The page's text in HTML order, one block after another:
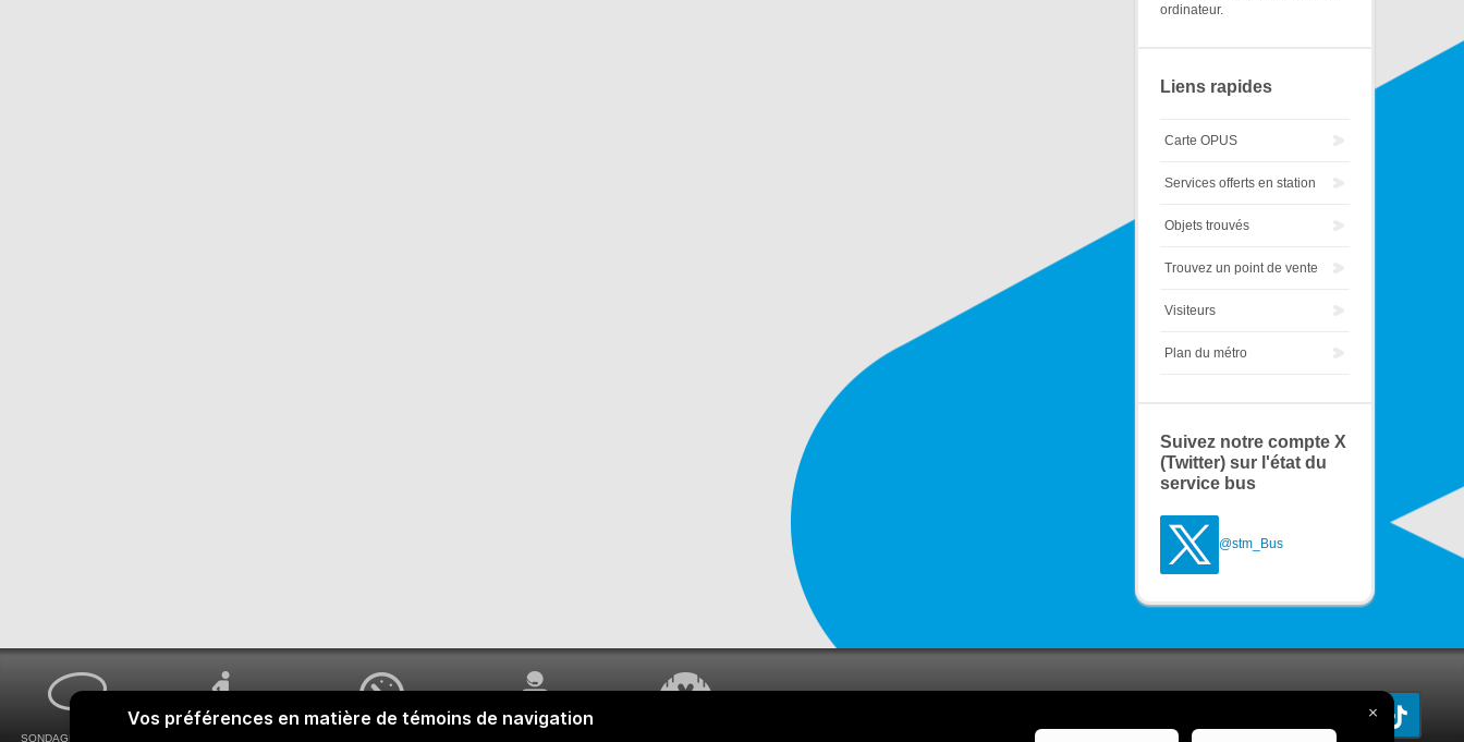
ordinateur.
Liens rapides
Carte OPUS
Services offerts en station
Objets trouvés
Trouvez un point de vente
Visiteurs
Plan du métro
Suivez notre compte X
(Twitter) sur l'état du
service bus
@stm_Bus
SONDAGES MA VOIX